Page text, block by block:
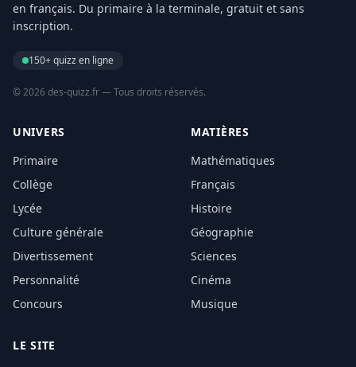
en français. Du primaire à la terminale, gratuit et sans
inscription.
150+ quizz en ligne
© 2026 des-quizz.fr — Tous droits réservés.
UNIVERS
Primaire
Collège
Lycée
Culture générale
Divertissement
Personnalité
Concours
MATIÈRES
Mathématiques
Français
Histoire
Géographie
Sciences
Cinéma
Musique
LE SITE